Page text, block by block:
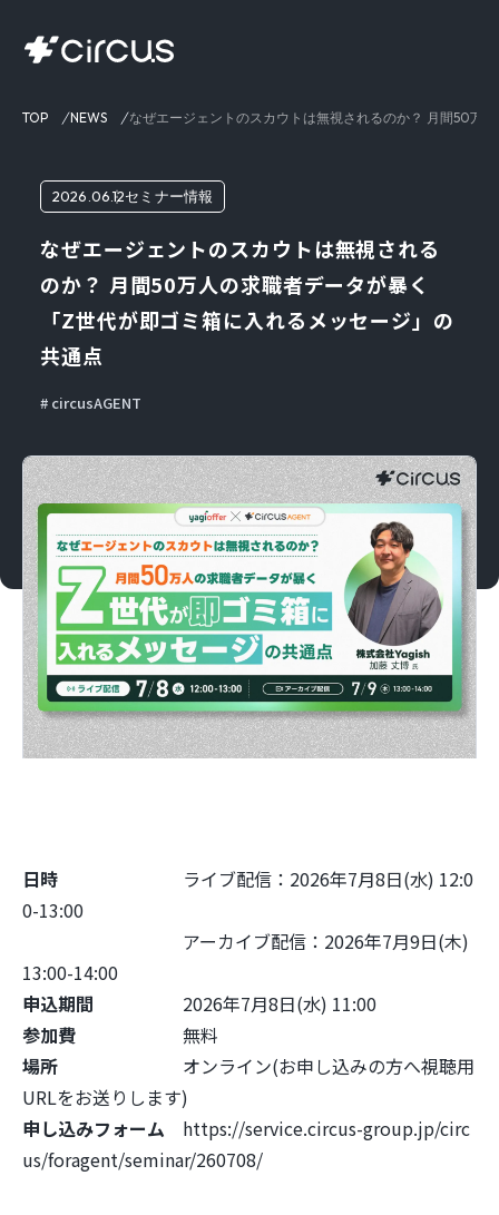
TOP NEWS なぜエージェントのスカウトは無視されるのか？ 月間50万
2026.06.12セミナー情報
なぜエージェントのスカウトは無視される
のか？ 月間50万人の求職者データが暴く
「Z世代が即ゴミ箱に入れるメッセージ」の
共通点
circusAGENT
日時 ライブ配信： 2026年7月8日(水) 12:0
0-13:00
アーカイブ配信： 2026年7月9日(木)
13:00-14:00
申込期間 2026年7月8日(水) 11:00
参加費 無料
場所
オンライン(お申し込みの方へ視聴用
URLをお送りします)
申し込みフォーム
https://service.circus-group.jp/circ
us/foragent/seminar/260708/